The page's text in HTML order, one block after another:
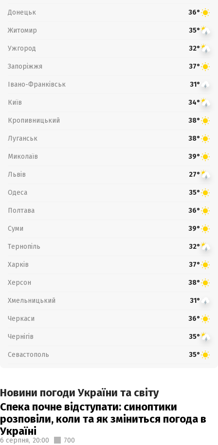
Донецьк 36°
Житомир 35°
Ужгород 32°
Запоріжжя 37°
Івано-Франківськ 31°
Київ 34°
Кропивницький 38°
Луганськ 38°
Миколаїв 39°
Львів 27°
Одеса 35°
Полтава 36°
Суми 39°
Тернопіль 32°
Харків 37°
Херсон 38°
Хмельницький 31°
Черкаси 36°
Чернігів 35°
Севастополь 35°
Новини погоди України та світу
Спека почне відступати: синоптики
розповіли, коли та як зміниться погода в
Україні
6 серпня, 20:00 700